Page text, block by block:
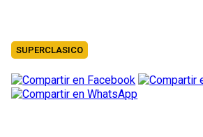
SUPERCLASICO